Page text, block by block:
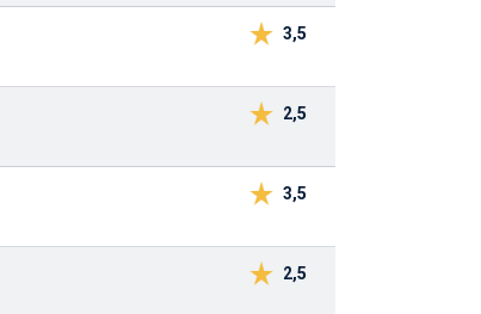
3,5
2,5
3,5
2,5